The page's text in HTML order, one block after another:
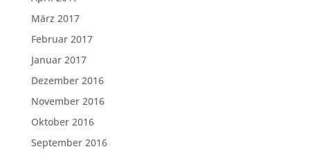
März 2017
Februar 2017
Januar 2017
Dezember 2016
November 2016
Oktober 2016
September 2016